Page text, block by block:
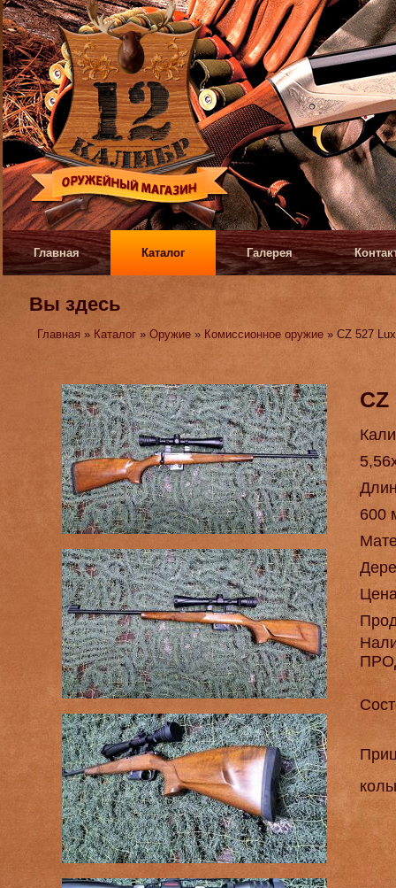
Главная Каталог Галерея
Вы здесь
Главная » Каталог »Оружие » Комиссионное оружие » CZ 527 Lux
CZ
600